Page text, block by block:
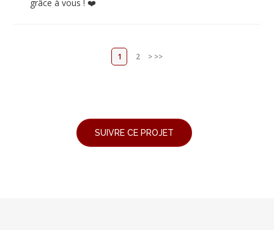
grâce à vous ! ❤️
1 2 > >>